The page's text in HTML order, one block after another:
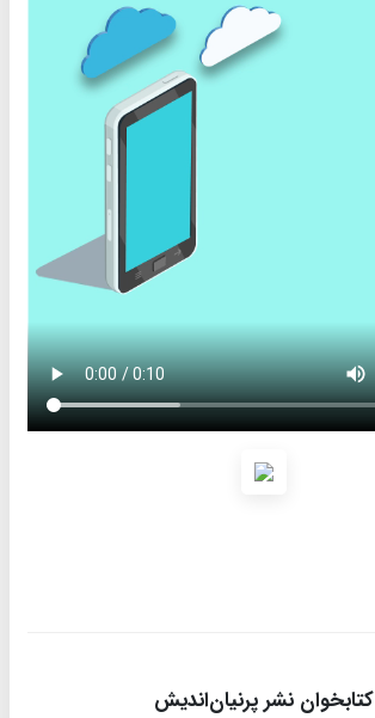
کتابخوان نشر پرنیان‌اندیش